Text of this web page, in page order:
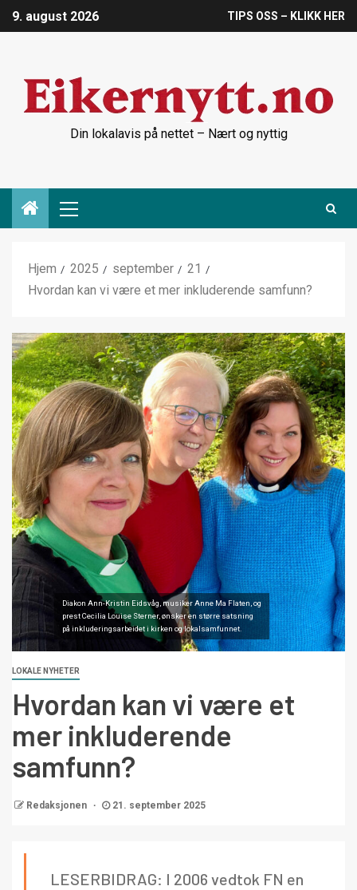
9. august 2026 TIPS OSS – KLIKK HER
Din lokalavis på nettet – Nært og nyttig
Hjem 2025 september
21
Hvordan kan vi være et mer inkluderende samfunn?
Diakon Ann-Kristin Eidsvåg, musiker Anne Ma Flaten, og
prest Cecilia Louise Sterner, ønsker en større satsning
på inkluderingsarbeidet i kirken og lokalsamfunnet.
LOKALE NYHETER
Hvordan kan vi være et
mer inkluderende
samfunn?
Redaksjonen 21. september 2025
LESERBIDRAG: I 2006 vedtok FN en